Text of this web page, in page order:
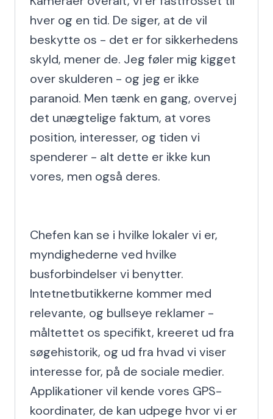
hver og en tid. De siger, at de vil
beskytte os - det er for sikkerhedens
skyld, mener de. Jeg føler mig kigget
over skulderen - og jeg er ikke
paranoid. Men tænk en gang, overvej
det unægtelige faktum, at vores
position, interesser, og tiden vi
spenderer - alt dette er ikke kun
vores, men også deres.
Chefen kan se i hvilke lokaler vi er,
myndighederne ved hvilke
busforbindelser vi benytter.
Intetnetbutikkerne kommer med
relevante, og bullseye reklamer -
måltettet os specifikt, kreeret ud fra
søgehistorik, og ud fra hvad vi viser
interesse for, på de sociale medier.
Applikationer vil kende vores GPS-
koordinater, de kan udpege hvor vi er